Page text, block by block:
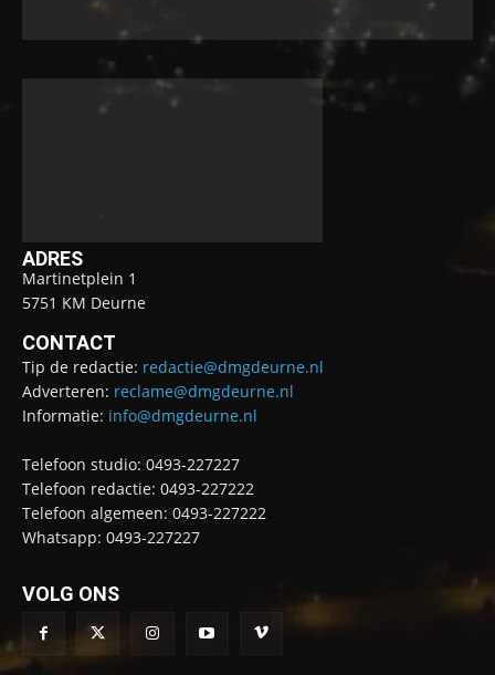
ADRES
Martinetplein 1
5751 KM Deurne
CONTACT
Tip de redactie: redactie@dmgdeurne.nl
Adverteren: reclame@dmgdeurne.nl
Informatie: info@dmgdeurne.nl
Telefoon studio: 0493-227227
Telefoon redactie: 0493-227222
Telefoon algemeen: 0493-227222
Whatsapp: 0493-227227
VOLG ONS